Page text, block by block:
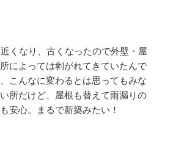
くなり、古くなったので外壁・屋
によっては剥がれてきていたんで
こんなに変わるとは思ってもみな
所だけど、屋根も替えて雨漏りの
安心。まるで新築みたい！